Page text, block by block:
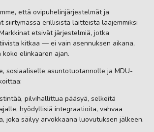
että ovipuhelinjärjestelmät ja
siirtymässä erillisistä laitteista laajemmiksi
etsivät järjestelmiä, jotka
kitkaa — ei vain asennuksen aikana,
elinkaaren ajan.
sosiaaliselle asuntotuotannolle ja MDU-
pilvihallittua pääsyä, selkeitä
hyödyllisiä integraatioita, vahvaa
joka säilyy arvokkaana luovutuksen jälkeen.